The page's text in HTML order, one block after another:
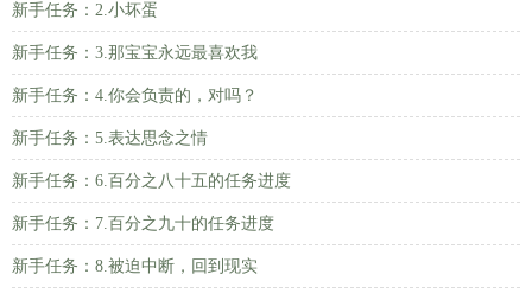
新手任务：2.小坏蛋
新手任务：3.那宝宝永远最喜欢我
新手任务：4.你会负责的，对吗？
新手任务：5.表达思念之情
新手任务：6.百分之八十五的任务进度
新手任务：7.百分之九十的任务进度
新手任务：8.被迫中断，回到现实